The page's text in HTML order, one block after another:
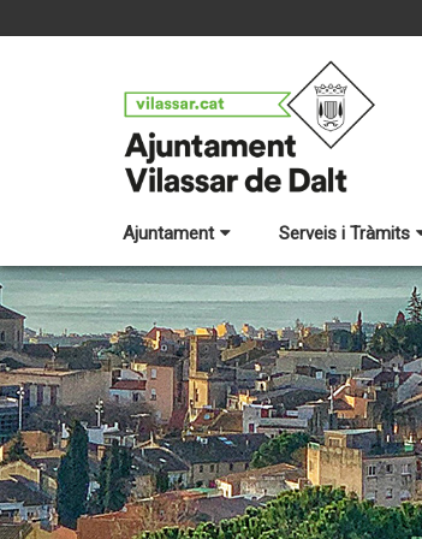
Ajuntament Serveis i Tràmits